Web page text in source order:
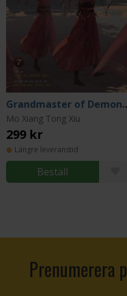
Grandmaster
Mo Xiang Tong Xiu
299 kr
Längre leveranstid
Beställ
Prenumerera